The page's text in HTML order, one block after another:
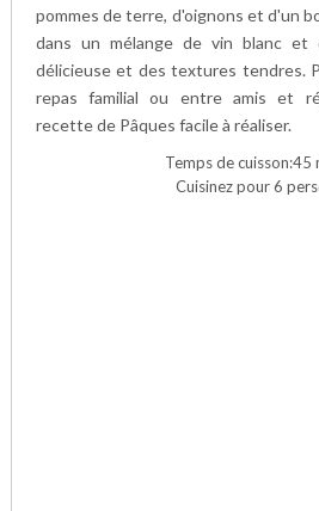
pommes de terre, d'oignons et d'un
dans un mélange de vin blanc et
délicieuse et des textures tendres.
repas familial ou entre amis et
recette de Pâques facile à réaliser.
Temps de cuisson:45
Cuisinez pour 6